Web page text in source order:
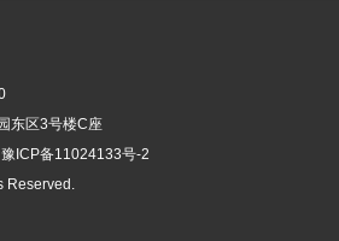
东区3号楼C座
豫ICP备11024133号-2
Reserved.